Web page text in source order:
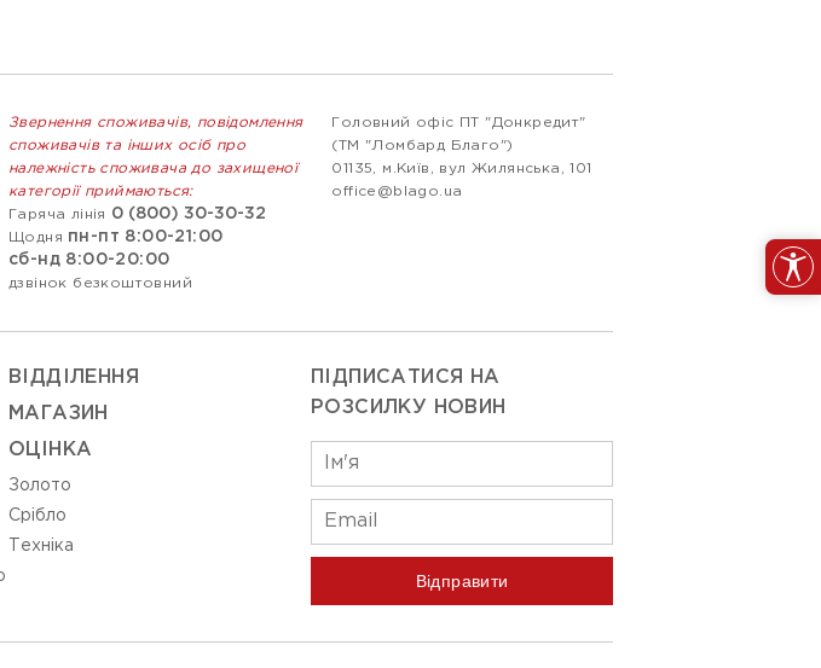
Звернення споживачів, повідомлення
споживачів та інших осіб про
належність споживача до захищеної
категорії приймаються:
Гаряча лінія
0 (800) 30-30-32
Щодня пн-пт 8:00-21:00
сб-нд 8:00-20:00
дзвінок безкоштовний
Головний офіс ПТ "Донкредит"
(ТМ "Ломбард Благо")
01135, м.Київ, вул Жилянська, 101
office@blago.ua
ВIДДIЛЕННЯ
МАГАЗИН
ОЦIНКА
Золото
Срiбло
Технiка
ПІДПИСАТИСЯ НА
РОЗСИЛКУ НОВИН
Відправити